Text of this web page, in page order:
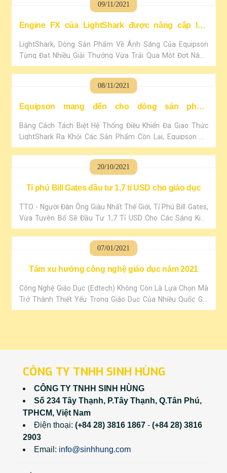
Thúc. Frankfurt Messe Cũng Đang Sử Dụng Các Tiện Nghi
09/11/2021
Engine FX của LightShark được nâng cấp lớn
mang lại nhiều sức mạnh và tính năng hơn.
LightShark, Dòng Sản Phẩm Về Ánh Sáng Của Equipson
Từng Đạt Nhiều Giải Thưởng Vừa Trải Qua Một Đợt Nâng
Cấp Lớn Đem Đến Cho Sản Phẩm Một Engine FX Mạnh Mẽ
Cùng Với Một Giao Diện Người Dùng Trực Quan Hơn.
08/11/2021
Equipson mang đến cho dòng sản phẩm
LightShark nhận diện thương hiệu riêng của mình
Bằng Cách Tách Biệt Hệ Thống Điều Khiển Đa Giao Thức
LightShark Ra Khỏi Các Sản Phẩm Còn Lại, Equipson Có
Thể Tập Trung Tốt Hơn Vào Việc Phát Triển Loạt Bảng Điều
Khiển Ánh Sáng Nổi Tiếng Này.
20/10/2021
Tỉ phú Bill Gates đầu tư 1,7 tỉ USD cho giáo dục
TTO - Người Đàn Ông Giàu Nhất Thế Giới, Tỉ Phú Bill Gates,
Vừa Tuyên Bố Sẽ Đầu Tư 1,7 Tỉ USD Cho Các Sáng Kiến
Giáo Dục Cộng Đồng Trong 5 Năm Tới. Tỉ Phú Bill Gates -
Ảnh: BILL & MELINDA GATES FOUNDATION Theo Báo
Washington Post, Ngày 19-10, Tỉ Phú Bill Gates Công Bố
Vòng ..
07/01/2021
Tám xu hướng công nghệ giáo dục năm 2021
Công Nghệ Giáo Dục (Edtech) Không Còn Là Lựa Chọn Mà
Trở Thành Thiết Yếu Trong Giáo Dục Của Nhiều Quốc Gia
Năm 2021. Khi Covid-19 Bùng Phát Khiến Lớp Học Truyền
CÔNG TY TNHH SINH HÙNG
CÔNG TY TNHH SINH HÙNG
Số 234 Tây Thạnh, P.Tây Thạnh, Q.Tân Phú,
TPHCM, Việt Nam
Điện thoại: (+84 28) 3816 1867 - (+84 28) 3816
2903
Email: info@sinhhung.com